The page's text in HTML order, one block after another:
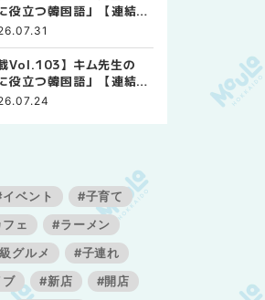
役立つ韓国語」【連結語
いて その4】
Vol.103】キム先生の
役立つ韓国語」【連結語
いて その3】
ベント
#子育て
ェ
#ラーメン
グルメ
#子連れ
#新店
#開店